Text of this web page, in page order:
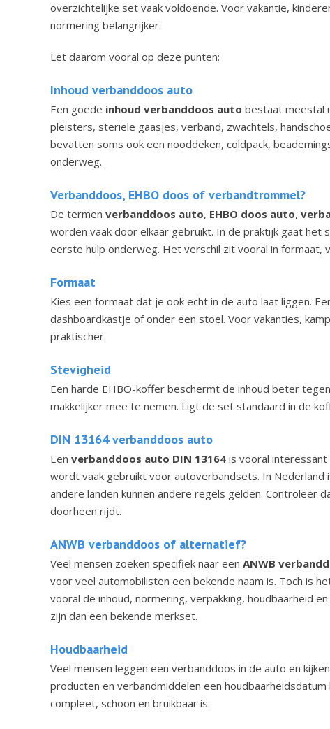
overzichtelijke set vaak voldoende. Voor vakantie,
normering belangrijker.
Let daarom vooral op deze punten:
Inhoud verbanddoos auto
Een goede inhoud verbanddoos auto bestaat meestal
pleisters, steriele gaasjes, verband, zwachtels,
bevatten soms ook een nooddeken, coldpack,
onderweg.
Verbanddoos, EHBO doos of verbandtrommel?
De termen verbanddoos auto, EHBO doos auto,
worden vaak door elkaar gebruikt. In de praktijk gaat
eerste hulp onderweg. Het verschil zit vooral in formaat,
Formaat
Kies een formaat dat je ook echt in de auto laat liggen.
dashboardkastje of onder een stoel. Voor vakanties,
praktischer.
Stevigheid
Een harde EHBO-koffer beschermt de inhoud beter
makkelijker mee te nemen. Ligt de set standaard in de
DIN 13164 verbanddoos auto
Een verbanddoos auto DIN 13164 is vooral
wordt vaak gebruikt voor autoverbandsets. In
andere landen kunnen andere regels gelden. Controleer
doorheen rijdt.
ANWB verbanddoos of alternatief?
Veel mensen zoeken specifiek naar een ANWB
voor veel automobilisten een bekende naam is. Toch is
vooral de inhoud, normering, verpakking, houdbaarheid
zijn dan een bekende merkset.
Houdbaarheid
Veel mensen leggen een verbanddoos in de auto en
producten en verbandmiddelen een
compleet, schoon en bruikbaar is.